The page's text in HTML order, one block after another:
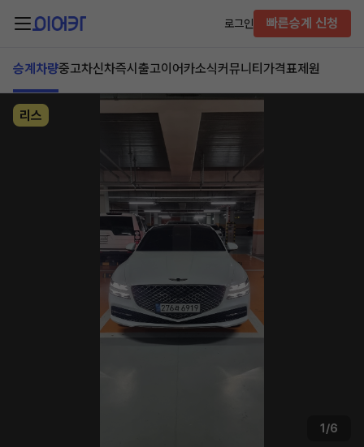
로그인 빠른승계 신청
승계차량중고차신차즉시출고이어카소식커뮤니티 가격표제원
리스
1/6